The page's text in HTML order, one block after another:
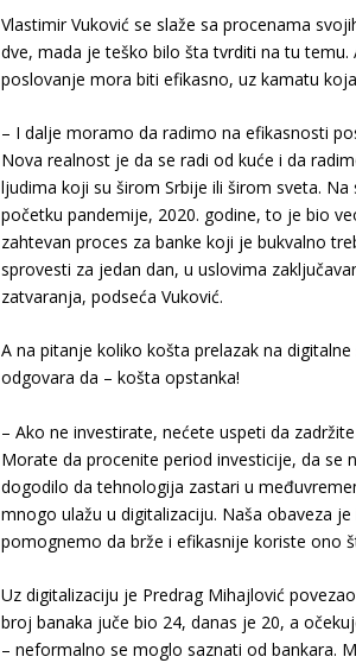
Vlastimir Vuković se slaže sa procenama
dve, mada je teško bilo šta tvrditi na tu
poslovanje mora biti efikasno, uz kamatu
– I dalje moramo da radimo na efikasnosti
Nova realnost je da se radi od kuće i da
ljudima koji su širom Srbije ili širom sveta. Na
početku pandemije, 2020. godine, to je bio
zahtevan proces za banke koji je bukvalno
sprovesti za jedan dan, u uslovima
zatvaranja, podseća Vuković.
A na pitanje koliko košta prelazak na digitalne
odgovara da – košta opstanka!
– Ako ne investirate, nećete uspeti da
Morate da procenite period investicije, da se
dogodilo da tehnologija zastari u
mnogo ulažu u digitalizaciju. Naša obaveza
pomognemo da brže i efikasnije koriste ono
Uz digitalizaciju je Predrag Mihajlović
broj banaka juče bio 24, danas je 20, a
– neformalno se moglo saznati od bankara.